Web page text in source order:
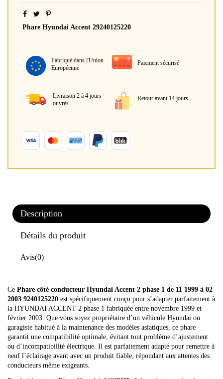
Phare Hyundai Accent 29240125220
Fabriqué dans l'Union
Européenne
Paiement sécurisé
Livraison 2 à 4 jours
ouvrés
Retour avant 14 jours
Description
Détails du produit
Avis(0)
Ce Phare côté conducteur Hyundai Accent 2 phase 1 de 11 1999 à 02
2003 9240125220 est spécifiquement conçu pour s’adapter parfaitement à
la HYUNDAI ACCENT 2 phase 1 fabriquée entre novembre 1999 et
février 2003. Que vous soyez propriétaire d’un véhicule Hyundai ou
garagiste habitué à la maintenance des modèles asiatiques, ce phare
garantit une compatibilité optimale, évitant tout problème d’ajustement
ou d’incompatibilité électrique. Il est parfaitement adapté pour remettre à
neuf l’éclairage avant avec un produit fiable, répondant aux attentes des
conducteurs même exigeants.